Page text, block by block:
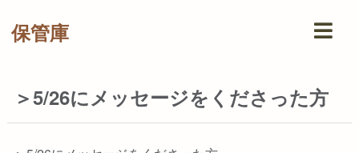
保管庫
＞5/26にメッセージをくださった方